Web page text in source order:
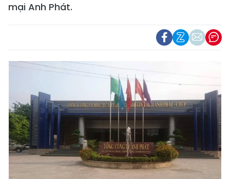
mại Anh Phát.